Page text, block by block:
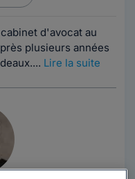
d'avocat au
plusieurs années
Lire la suite